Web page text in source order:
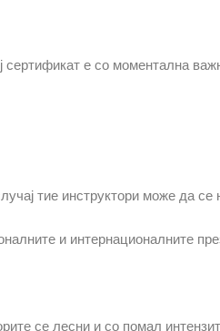
сертификат е со моментална
тие инструктори може да се
и интернационалните
се лесни и со помал